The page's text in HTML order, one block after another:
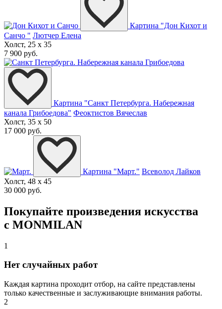
Картина "Дон Кихот и
Санчо " Лютчер Елена
Холст, 25 x 35
7 900 руб.
Картина "Санкт Петербурга. Набережная
канала Грибоедова" Феоктистов Вячеслав
Холст, 35 x 50
17 000 руб.
Картина "Март." Всеволод Лайков
Холст, 48 x 45
30 000 руб.
Покупайте произведения искусства
с MONMILAN
1
Нет случайных работ
Каждая картина проходит отбор, на сайте представлены
только качественные и заслуживающие внимания работы.
2